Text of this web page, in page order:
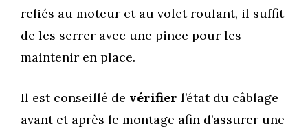
reliés au moteur et au volet roulant, il suffit
de les serrer avec une pince pour les
maintenir en place.
Il est conseillé de vérifier l’état du câblage
avant et après le montage afin d’assurer une